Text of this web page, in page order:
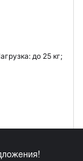
до 25 кг;